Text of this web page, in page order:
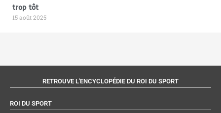
trop tôt
15 août 2025
RETROUVE L'ENCYCLOPÉDIE DU ROI DU SPORT
ROI DU SPORT